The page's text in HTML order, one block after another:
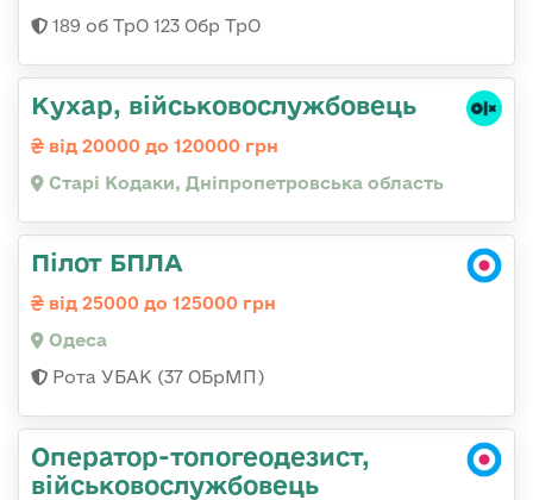
189 об ТрО 123 Обр ТрО
Кухар, військовослужбовець
від 20000 до 120000 грн
Старі Кодаки, Дніпропетровська область
Пілот БПЛА
від 25000 до 125000 грн
Одеса
Рота УБАК (37 ОБрМП)
Оператор-топогеодезист,
військовослужбовець